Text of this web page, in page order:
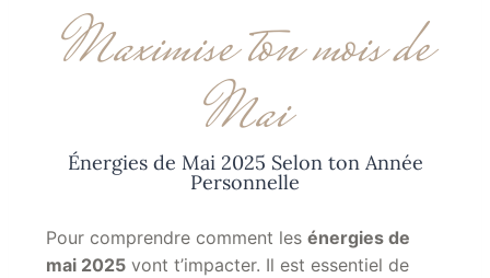
Maximise ton mois de
Mai
Énergies de Mai 2025 Selon ton Année
Personnelle
Pour comprendre comment les énergies de
mai 2025 vont t’impacter. Il est essentiel de